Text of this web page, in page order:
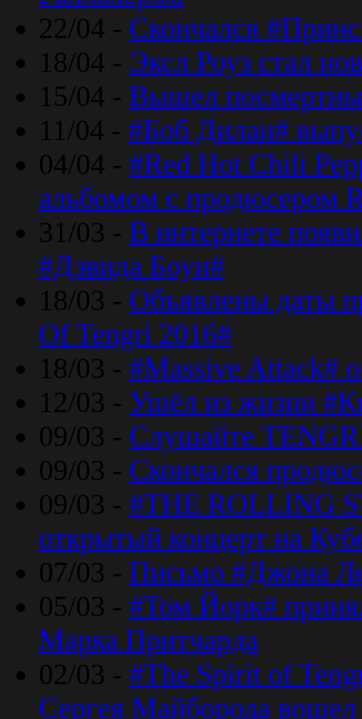
22/04 - Скончался
18/04 - Эксл Роуз стал
15/04 - Вышел
11/04 - #Боб Дилан#
04/04 - #Red Hot Chili
альбомом с продюсером
31/03 - В интернете
#Дэвида Боуи#
18/03 - Объявлены даты
Of Tengri 2016#
18/03 - #Massive Attack#
12/03 - Ушёл из жизни
09/03 - Слушайте
09/03 - Скончался
09/03 - #THE ROLLING
открытый концерт на
07/03 - Письмо #Джона
05/03 - #Том Йорк#
Марка Притчарда
02/03 - #The Spirit of
Сергея Майборода